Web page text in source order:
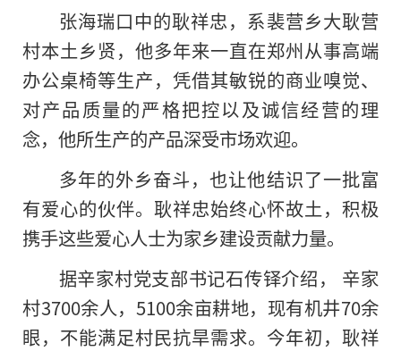
张海瑞口中的耿祥忠，系裴营乡大耿营
村本土乡贤，他多年来一直在郑州从事高端
办公桌椅等生产，凭借其敏锐的商业嗅觉、
对产品质量的严格把控以及诚信经营的理
念，他所生产的产品深受市场欢迎。
多年的外乡奋斗，也让他结识了一批富
有爱心的伙伴。耿祥忠始终心怀故土，积极
携手这些爱心人士为家乡建设贡献力量。
据辛家村党支部书记石传铎介绍， 辛家
村3700余人，5100余亩耕地，现有机井70余
眼，不能满足村民抗旱需求。今年初，耿祥